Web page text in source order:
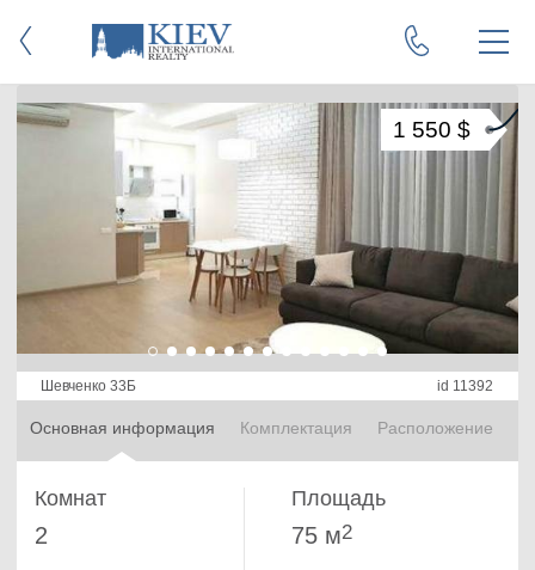
Шевченко 33Б id 11392
Основная информация Комплектация Расположение
1 550 $
Комнат
2
Площадь
75 м2